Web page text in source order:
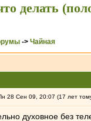
делать
-> Чайная
28 Сен 09, 20:07 (17 лет
духовное без